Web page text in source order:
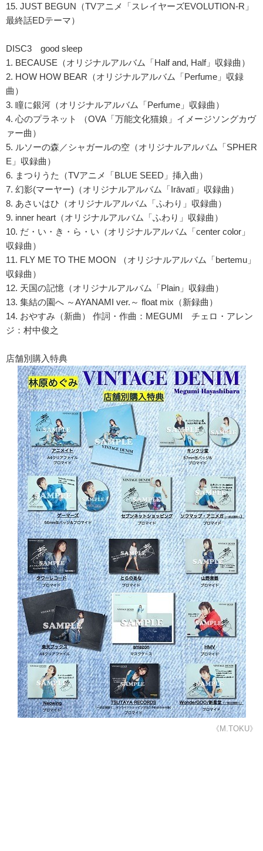
15. JUST BEGUN（TVアニメ「スレイヤーズEVOLUTION-R」
最終話EDテーマ）
DISC3 good sleep
1. BECAUSE（オリジナルアルバム「Half and, Half」収録曲）
2. HOW HOW BEAR（オリジナルアルバム「Perfume」収録
曲）
3. 瞳に銀河（オリジナルアルバム「Perfume」収録曲）
4. 心のプラネット
（OVA「万能文化猫娘」イメージソングカヴ
ァー曲）
5. ルソーの森／シャガールの空（オリジナルアルバム「SPHER
E」収録曲）
6. まつりうた（TVアニメ「BLUE SEED」挿入曲）
7. 幻影(マーヤー)（オリジナルアルバム「Irāvatī」収録曲）
8. あさいはひ（オリジナルアルバム「ふわり」収録曲）
9. inner heart（オリジナルアルバム「ふわり」収録曲）
10. だ・い・き・ら・い（オリジナルアルバム「center color」
収録曲）
11. FLY ME TO THE MOON
（オリジナルアルバム「bertemu」
収録曲）
12. 天国の記憶（オリジナルアルバム「Plain」収録曲）
13. 集結の園へ ～AYANAMI ver.～ float mix（新録曲）
14. おやすみ（新曲） 作詞・作曲：MEGUMI チェロ・アレン
ジ：村中俊之
店舗別購入特典
《M.TOKU》